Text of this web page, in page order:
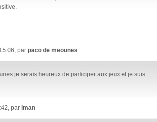
par paco de meounes
je serais heureux de participer aux jeux et je suis
par iman